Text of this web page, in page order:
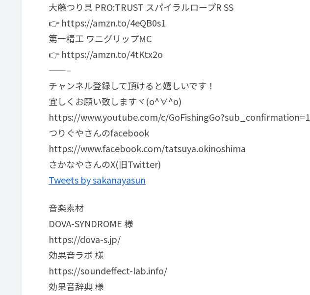
大藤つり具 PRO:TRUST スパイラルロープR SS
👉 https://amzn.to/4eQB0s1
第一精工 ワニグリップMC
👉 https://amzn.to/4tKtx2o
——–
チャンネル登録して頂けると嬉しいです！
宜しくお願い致しますヾ(o^∀^o)
https://www.youtube.com/c/GoFishingGo?sub_confirmation=1
つりぐやさんのfacebook
https://www.facebook.com/tatsuya.okinoshima
さかなやさんのX(旧Twitter)
Tweets by sakanayasun
音楽素材
DOVA-SYNDROME 様
https://dova-s.jp/
効果音ラボ 様
https://soundeffect-lab.info/
効果音辞典 様